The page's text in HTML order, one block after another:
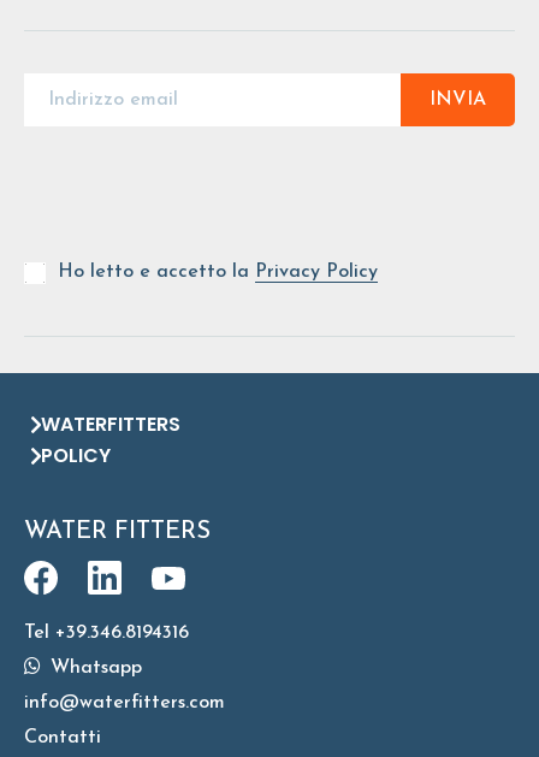
INVIA
Ho letto e accetto la Privacy Policy
WATERFITTERS
POLICY
WATER FITTERS
Tel +39.346.8194316
Whatsapp
info@waterfitters.com
Contatti